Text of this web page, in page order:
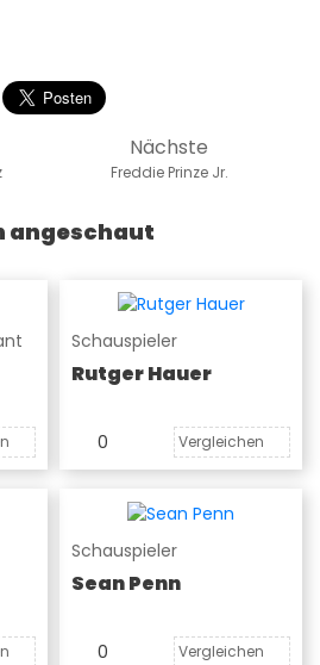
Nächste
Freddie Prinze Jr.
angeschaut
Schauspieler
Rutger Hauer
0 Vergleichen
Schauspieler
Sean Penn
0 Vergleichen